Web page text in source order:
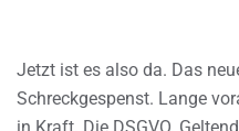
Jetzt ist es also da. Das
Schreckgespenst. Lange